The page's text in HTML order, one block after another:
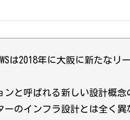
は2018年に大阪に新たなリ
と呼ばれる新しい設計概念
ーのインフラ設計とは全く